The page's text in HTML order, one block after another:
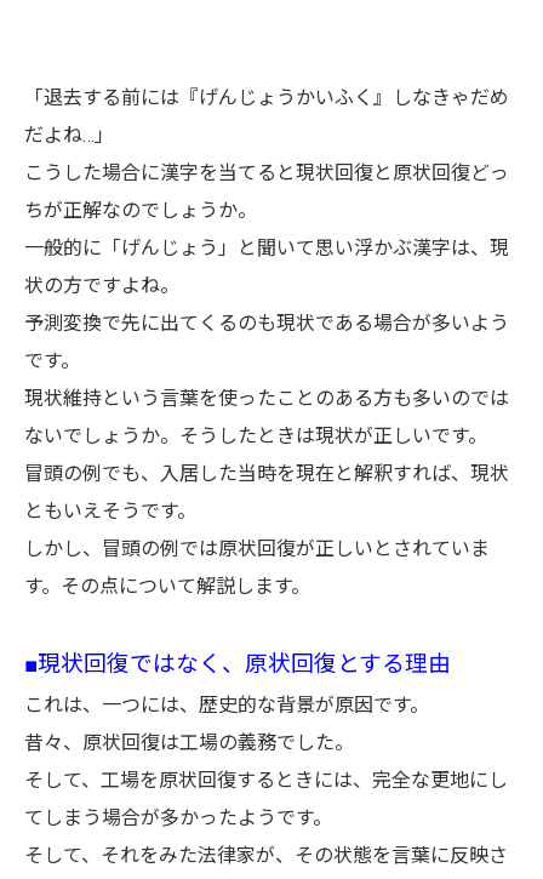
「退去する前には『げんじょうかいふく』しなきゃだめ
だよね…」
こうした場合に漢字を当てると現状回復と原状回復どっ
ちが正解なのでしょうか。
一般的に「げんじょう」と聞いて思い浮かぶ漢字は、現
状の方ですよね。
予測変換で先に出てくるのも現状である場合が多いよう
です。
現状維持という言葉を使ったことのある方も多いのでは
ないでしょうか。そうしたときは現状が正しいです。
冒頭の例でも、入居した当時を現在と解釈すれば、現状
ともいえそうです。
しかし、冒頭の例では原状回復が正しいとされていま
す。その点について解説します。
■現状回復ではなく、原状回復とする理由
これは、一つには、歴史的な背景が原因です。
昔々、原状回復は工場の義務でした。
そして、工場を原状回復するときには、完全な更地にし
てしまう場合が多かったようです。
そして、それをみた法律家が、その状態を言葉に反映さ